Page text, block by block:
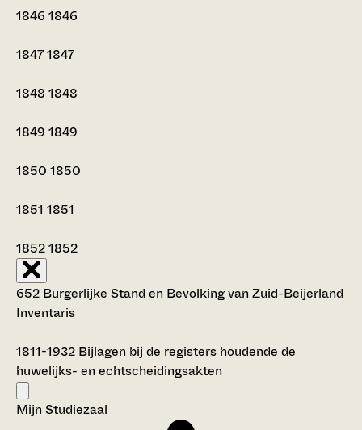
1846 1846
18471847
1848 1848
1849 1849
1850 1850
1851 1851
18521852
652 Burgerlijke Stand en Bevolking van Zuid-Beijerland
Inventaris
1811-1932 Bijlagen bij de registers houdende de
huwelijks- en echtscheidingsakten
Mijn Studiezaal